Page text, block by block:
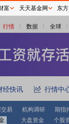
行情 数据 全球
经快讯 行情中
易 机构调研
期指
大盘资金 个股
富 天天基金网 东